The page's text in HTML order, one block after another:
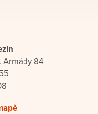
Armády 84